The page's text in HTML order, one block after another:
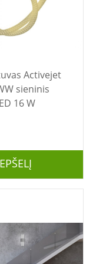
sieninis
16 W